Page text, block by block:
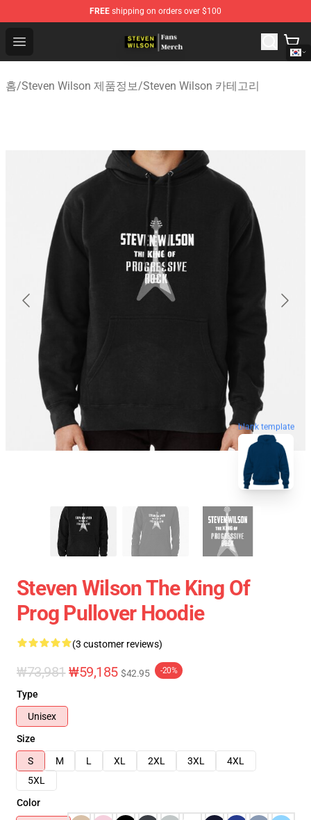
FREE shipping on orders over $100
Open menu
Steven Wilson Store - Official Steven Wilson
홈/Steven Wilson 제품정보/Steven Wilson 카테고리
blank template
Steven Wilson The King Of
Prog Pullover Hoodie
(3 customer reviews)
₩73,981 ₩59,185 $42.95 -20%
Type
Unisex
Size
S
M L XL 2XL 3XL
4XL
5XL
Color